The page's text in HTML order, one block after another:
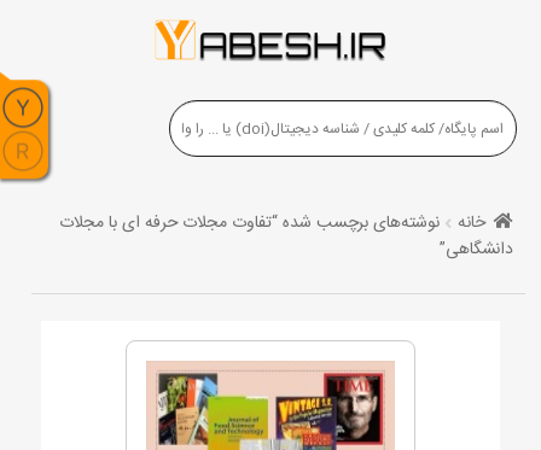
خانه
نوشته‌های برچسب شده “تفاوت مجلات حرفه ای با مجلات
دانشگاهی”